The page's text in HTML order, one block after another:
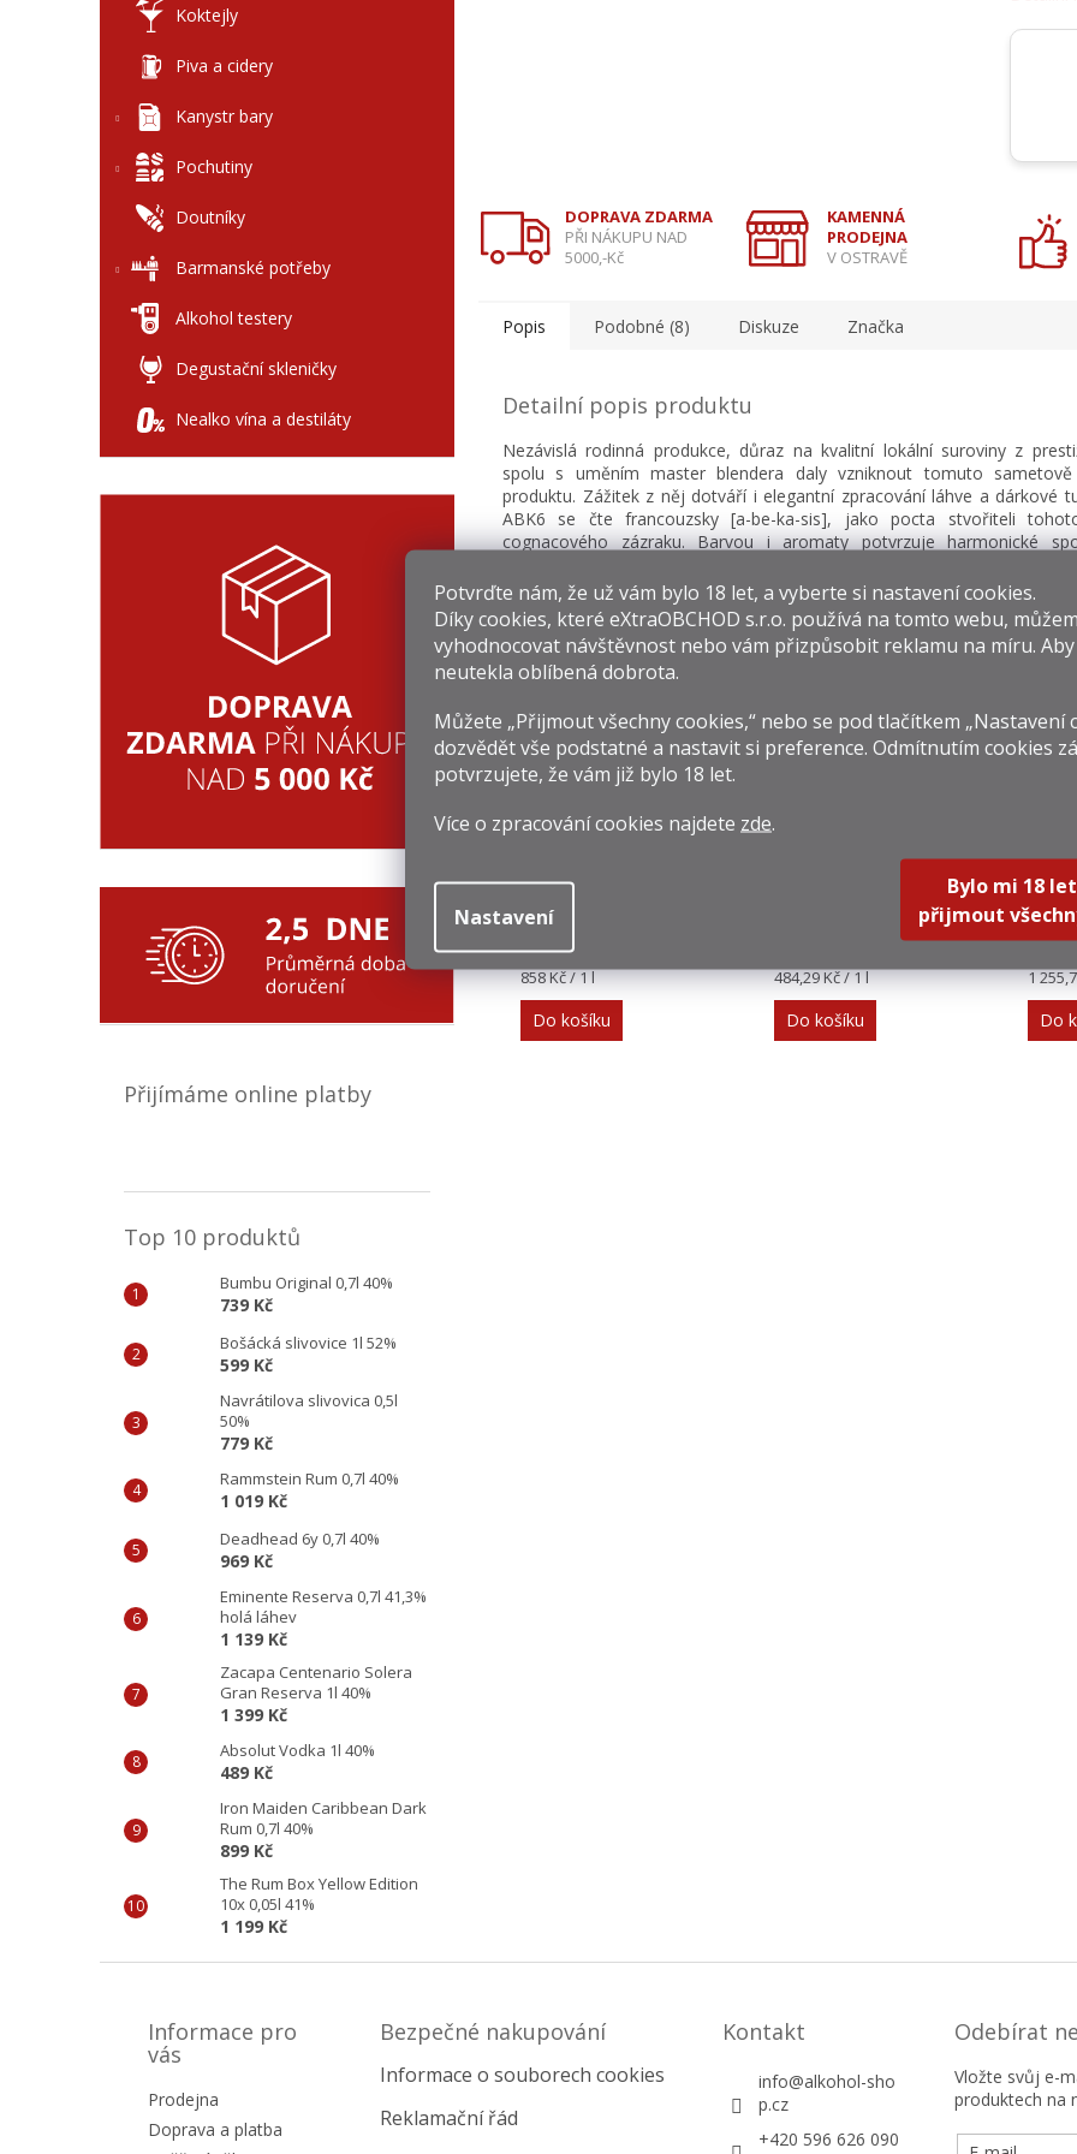
Potvrďte nám​​, že už vám bylo 18 let, a vyberte si nastavení cookies.
Díky cookies, které eXtraOBCHOD s.r.o. používá na tomto webu,
vyhodnocovat návštěvnost nebo vám přizpůsobit reklamu na míru. Aby
neutekla oblíbená dobrota.
Můžete „Přijmout všechny cookies,“ nebo se pod tlačítkem „Nastavení
dozvědět vše podstatné a nastavit si preference. Odmítnutím cookies
potvrzujete, že vám již bylo 18 let.
Více o zpracování cookies najdete zde.
Nastavení
Bylo mi 18
přijmout
Koktejly
Piva a cidery
Kanystr bary
Pochutiny
Doutníky
Barmanské potřeby
Alkohol testery
Degustační skleničky
Nealko vína a destiláty
Přijímáme online platby
Top 10 produktů
Bumbu Original 0,7l 40%
739 Kč
Bošácká slivovice 1l 52%
599 Kč
Navrátilova slivovica 0,5l
50%
779 Kč
Rammstein Rum 0,7l 40%
1 019 Kč
Deadhead 6y 0,7l 40%
969 Kč
Eminente Reserva 0,7l 41,3%
holá láhev
1 139 Kč
Zacapa Centenario Solera
Gran Reserva 1l 40%
1 399 Kč
Absolut Vodka 1l 40%
489 Kč
Iron Maiden Caribbean Dark
Rum 0,7l 40%
899 Kč
The Rum Box Yellow Edition
10x 0,05l 41%
1 199 Kč
DOPRAVA ZDARMA
PŘI NÁKUPU NAD
5000,-Kč
KAMENNÁ
PRODEJNA
V OSTRAVĚ
Popis Podobné (8) Diskuze Značka
Detailní popis produktu
Nezávislá rodinná produkce, důraz na kvalitní lokální suroviny z
spolu s uměním master blendera daly vzniknout tomuto sametově
produktu. Zážitek z něj dotváří i elegantní zpracování láhve a dárkové
ABK6 se čte francouzsky [a-be-ka-sis], jako pocta stvořiteli
cognacového zázraku. Barvou i aromaty potvrzuje harmonické
Následuje hřejivá a delikátní chuť se špetkou koření a kandovaného
krásným dozvukem toffee a dřevité vanilky.
Související produkty
Anton Kaapl
Pomerančový
Likér 0,5l 22%
429 Kč
Měrná
cena:
858 Kč / 1 l
Do košíku
Amour 0,7l 24%
Měrná
cena:
484,29 Kč / 1 l
Do košíku
879
Měrná
cena:
1
Do
Informace pro
vás
Prodejna
Doprava a platba
Bezpečné nakupování
Informace o souborech cookies
Reklamační řád
Kontakt
info@alkohol-sho
p.cz
+420 596 626 090
Odebírat
Vložte svůj e-
produktech na